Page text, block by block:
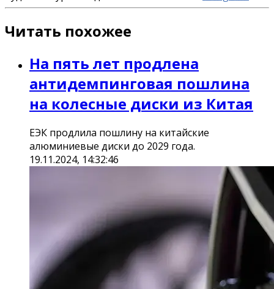
Читать похожее
На пять лет продлена
антидемпинговая пошлина
на колесные диски из Китая
ЕЭК продлила пошлину на китайские
алюминиевые диски до 2029 года.
19.11.2024, 14:32:46